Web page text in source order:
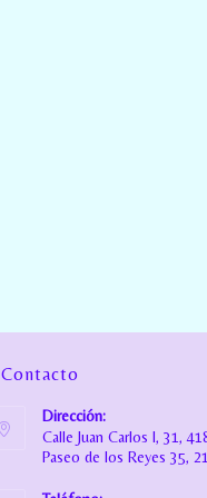
Contacto
Dirección:
Calle Juan Carlos I, 31,
Paseo de los Reyes 35,